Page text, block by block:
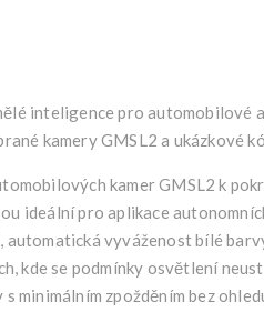
inteligence pro automobilové
kamery GMSL2 a ukázkové
kamer GMSL2 k
ideální pro aplikace
vyváženost bílé
kde se podmínky osvětlení
zpožděním bez